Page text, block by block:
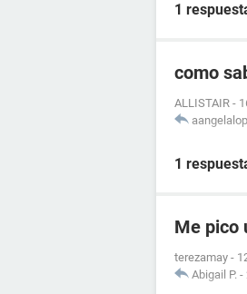
1
como
ALLISTAIR -
1
Me pico
terezamay -
Abigail P. -